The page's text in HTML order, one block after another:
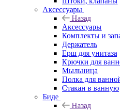
Аксессуары
Назад
Аксессуары
Комплекты и
Держатель
Ерш для унитаза
Крючки для
Мыльница
Полка для
Стакан в ванную
Биде
Назад